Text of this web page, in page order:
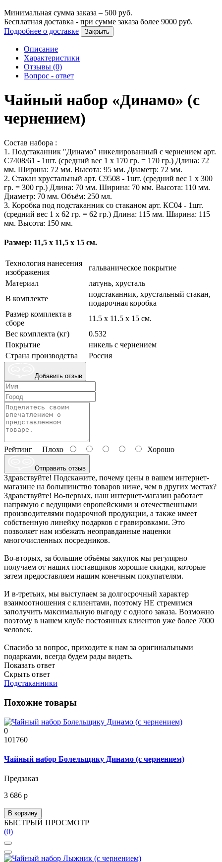
Минимальная сумма заказа – 500 руб.
Бесплатная доставка - при сумме заказа более 9000 руб.
Подробнее о доставке
Закрыть
Описание
Характеристики
Отзывы (0)
Вопрос - ответ
Чайный набор «Динамо» (с
чернением)
Состав набора :
1. Подстаканник "Динамо" никелированный с чернением арт.
С7408/61 - 1шт. (средний вес 1 х 170 гр. = 170 гр.) Длина: 72
мм. Ширина: 72 мм. Высота: 95 мм. Диаметр: 72 мм.
2. Стакан хрустальный арт. С9508 - 1шт. (средний вес 1 х 300
гр. = 300 гр.) Длина: 70 мм. Ширина: 70 мм. Высота: 110 мм.
Диаметр: 70 мм. Объём: 250 мл.
3. Коробка под подстаканник со стаканом арт. КС04 - 1шт.
(средний вес 1 х 62 гр. = 62 гр.) Длина: 115 мм. Ширина: 115
мм. Высота: 150 мм.
Размер: 11,5 х 11,5 х 15 см.
Технология нанесения
изображения
гальваническое покрытие
Материал
латунь, хрусталь
В комплекте
подстаканник, хрустальный стакан,
подарочная коробка
Размер комплекта в
сборе
11.5 х 11.5 х 15 см.
Вес комплекта (кг)
0.532
Покрытие
никель с чернением
Страна производства
Россия
Добавить отзыв
Рейтинг Плохо Хорошо
Отправить отзыв
Здравствуйте! Подскажите, почему цены в вашем интернет-
магазине на большинство товаров ниже, чем в других местах?
Здравствуйте! Во-первых, наш интернет-магазин работает
напрямую с ведущими европейскими и отечественными
производителями подарочной продукции, а также имеет
собственную линейку подарков с гравировками. Это
позволяет нам избежать неоправданные наценки
многочисленных посредников.
Во-вторых, за большие объёмы закупок мы регулярно
получаем от наших поставщиков хорошие скидки, которые
затем предоставляем нашим конечным покупателям.
И в-третьих, мы выступаем за долгосрочный характер
взаимоотношения с клиентами, поэтому НЕ стремимся
заполучить максимальную выгоду с одного заказа. Возможно
поэтому в нашем клубе постоянных клиентов уже более 7000
человек.
Спасибо за вопрос, приходите к нам за оригинальными
подарками, всегда будем рады видеть.
Показать ответ
Скрыть ответ
Подстаканники
Похожие товары
0
101760
Чайный набор Болельщику Динамо (с чернением)
Предзаказ
3 686 р
В корзину
БЫСТРЫЙ ПРОСМОТР
(0)